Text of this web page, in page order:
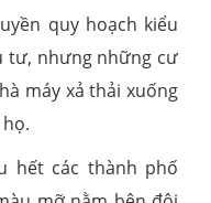
quy hoạch kiểu
tư, nhưng những cư
máy xả thải xuống
hết các thành phố